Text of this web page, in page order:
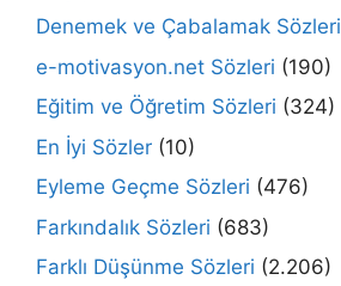
Denemek ve Çabalamak Sözleri
e-motivasyon.net Sözleri (190)
Eğitim ve Öğretim Sözleri (324)
En İyi Sözler (10)
Eyleme Geçme Sözleri (476)
Farkındalık Sözleri (683)
Farklı Düşünme Sözleri (2.206)